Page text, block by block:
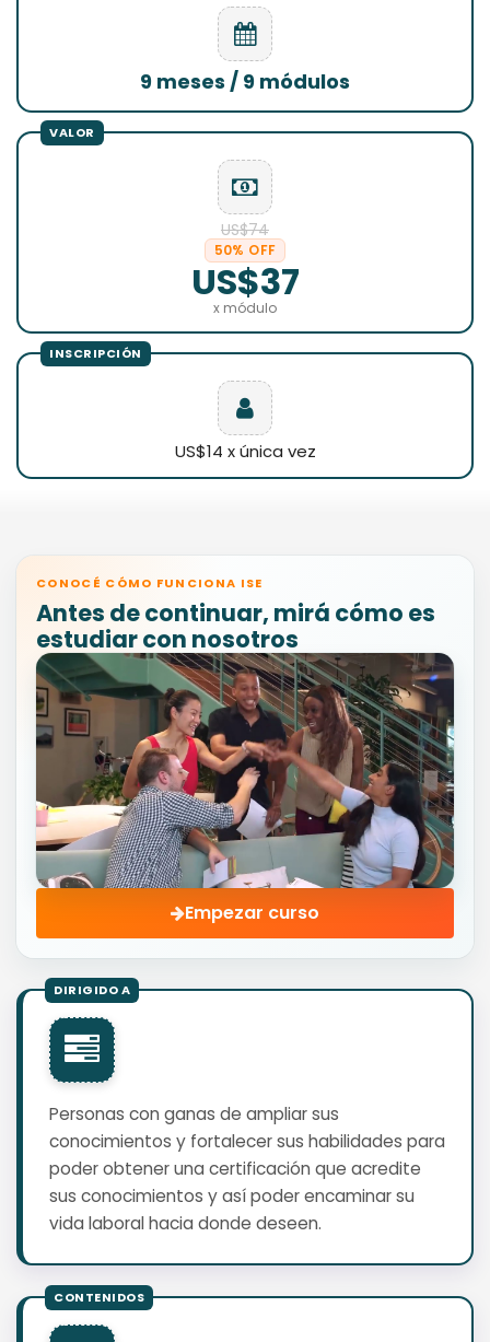
9 meses / 9 módulos
US$74
50% OFF
US$37
x módulo
US$14 x única vez
CONOCÉ CÓMO FUNCIONA ISE
Antes de continuar, mirá cómo es
estudiar con nosotros
Empezar curso
Personas con ganas de ampliar sus
conocimientos y fortalecer sus habilidades para
poder obtener una certificación que acredite
sus conocimientos y así poder encaminar su
vida laboral hacia donde deseen.